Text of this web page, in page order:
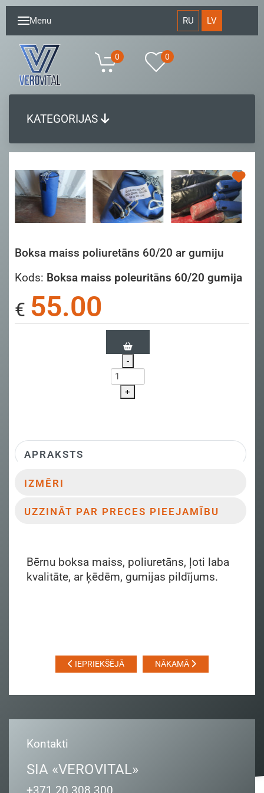
Menu RU LV
0 0
KATEGORIJAS
Boksa maiss poliuretāns 60/20 ar gumiju
Kods: Boksa maiss poleuritāns 60/20 gumija
€ 55.00
-
+
APRAKSTS
IZMĒRI
UZZINĀT PAR PRECES PIEEJAMĪBU
Bērnu boksa maiss, poliuretāns, ļoti laba
kvalitāte, ar ķēdēm, gumijas pildījums.
IEPRIEKŠĒJĀ NĀKAMĀ
Kontakti
SIA «VEROVITAL»
+371 20 308 300